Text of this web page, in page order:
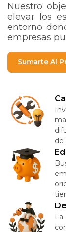
Nuestro
elevar los
entorno
empresas
Sumarte Al
de
La